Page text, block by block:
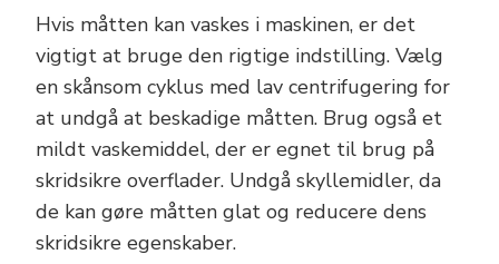
Hvis måtten kan vaskes i maskinen, er det
vigtigt at bruge den rigtige indstilling. Vælg
en skånsom cyklus med lav centrifugering for
at undgå at beskadige måtten. Brug også et
mildt vaskemiddel, der er egnet til brug på
skridsikre overflader. Undgå skyllemidler, da
de kan gøre måtten glat og reducere dens
skridsikre egenskaber.